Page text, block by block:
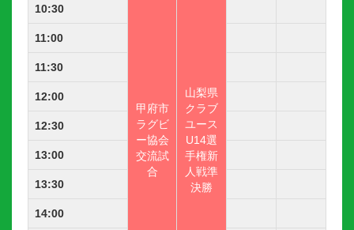
甲府市
ラグビ
ー協会
交流試
合
山梨県
クラブ
ユース
U14選
手権新
人戦準
決勝
10:30
11:00
11:30
12:00
12:30
13:00
13:30
14:00